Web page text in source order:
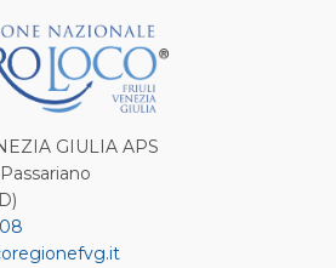
GIULIA APS